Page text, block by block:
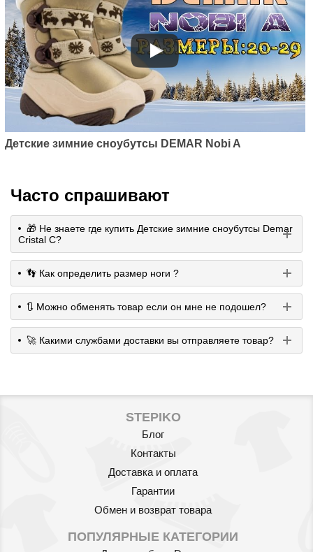
Детские зимние сноубутсы DEMAR Nobi A
Часто спрашивают
🎁 Не знаете где купить Детские зимние сноубутсы Demar
Cristal C?
👣 Как определить размер ноги ?
🔃 Можно обменять товар если он мне не подошел?
🚀 Какими службами доставки вы отправляете товар?
STEPIKO
Блог
Контакты
Доставка и оплата
Гарантии
Обмен и возврат товара
ПОПУЛЯРНЫЕ КАТЕГОРИИ